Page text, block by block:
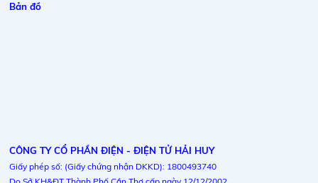
Bản đồ
CÔNG TY CỔ PHẦN ĐIỆN - ĐIỆN TỬ HẢI HUY
Giấy phép số: (Giấy chứng nhận DKKD): 1800493740